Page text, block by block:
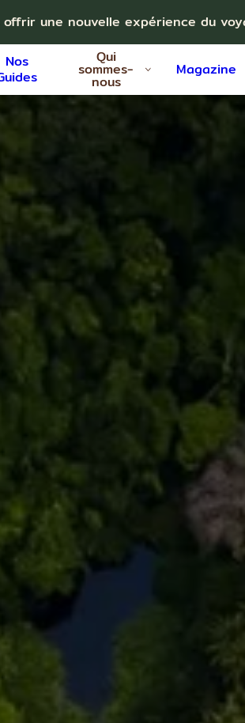
une nouvelle expérience du
Nos
Qui
sommes-
nous
Magazine